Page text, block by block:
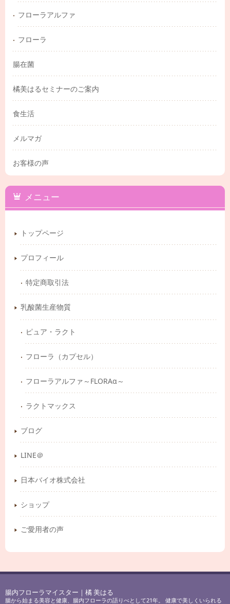
フローラアルファ
フローラ
腸在菌
橘美はるセミナーのご案内
食生活
メルマガ
お客様の声
メニュー
トップページ
プロフィール
特定商取引法
乳酸菌生産物質
ピュア・ラクト
フローラ（カプセル）
フローラアルファ～FLORAα～
ラクトマックス
ブログ
LINE＠
日本バイオ株式会社
ショップ
ご愛用者の声
腸内フローラマイスター｜橘 美はる
腸から始まる美容と健康、腸内フローラの語りべとして21年。 健康で美しくいられる